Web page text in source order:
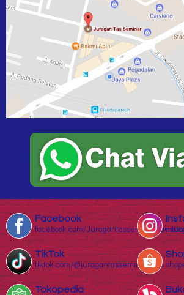
Facebook
facebook.com/
TikTok
tiktok.com/@juragantasseminar.com
Tokopedia